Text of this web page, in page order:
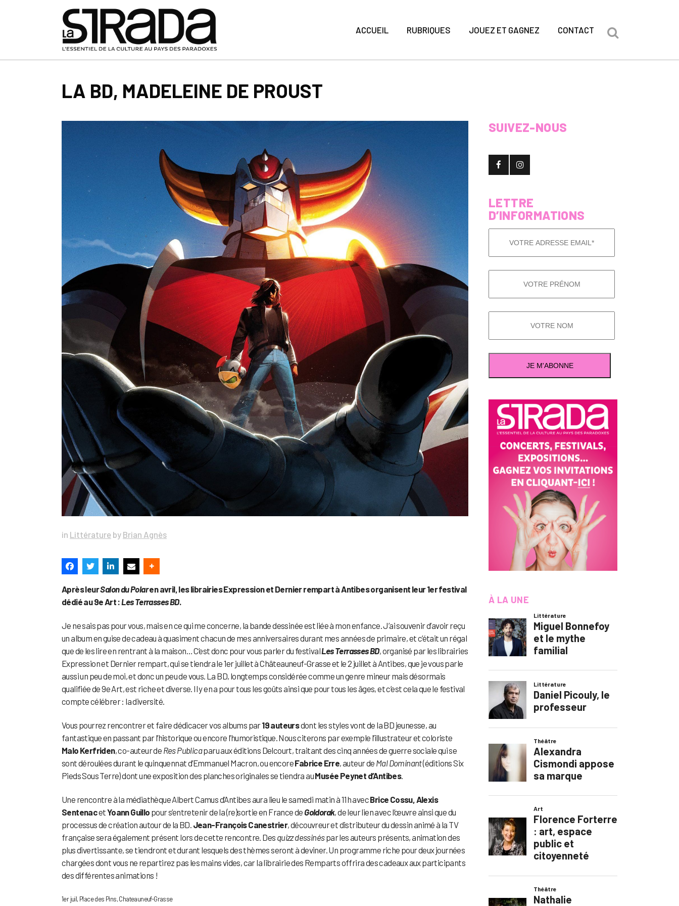
ACCUEIL RUBRIQUES JOUEZ ET GAGNEZ CONTACT
LA BD, MADELEINE DE PROUST
in Littérature by Brian Agnès
Après leurSalon du Polaren avril, les librairies Expression et Dernier rempart à Antibes organisent leur 1er festival
dédié au 9e Art :Les Terrasses BD.
Je ne sais pas pour vous, mais en ce qui me concerne, la bande dessinée est liée à mon enfance. J’ai souvenir d’avoir reçu
un album en guise de cadeau à quasiment chacun de mes anniversaires durant mes années de primaire, et c’était un régal
que de les lire en rentrant à la maison… C’est donc pour vous parler du festivalLes Terrasses BD, organisé par les librairies
Expression et Dernier rempart, qui se tiendra le 1er juillet à Châteauneuf-Grasse et le 2 juillet à Antibes, que je vous parle
aussi un peu de moi, et donc un peu de vous. La BD, longtemps considérée comme un genre mineur mais désormais
qualifiée de 9e Art, est riche et diverse. Il y en a pour tous les goûts ainsi que pour tous les âges, et c’est cela que le festival
compte célébrer : la diversité.
Vous pourrez rencontrer et faire dédicacer vos albums par19 auteursdont les styles vont de la BD jeunesse, au
fantastique en passant par l’historique ou encore l’humoristique. Nous citerons par exemple l’illustrateur et coloriste
Malo Kerfriden, co-auteur de Res Publicaparu aux éditions Delcourt, traitant des cinq années de guerre sociale qui se
sont déroulées durant le quinquennat d’Emmanuel Macron, ou encoreFabrice Erre, auteur de Mal Dominant(éditions Six
Pieds Sous Terre) dont une exposition des planches originales se tiendra auMusée Peynet d’Antibes.
Une rencontre à la médiathèque Albert Camus d’Antibes aura lieu le samedi matin à 11h avecBrice Cossu, Alexis
SentenacetYoann Guillo pour s’entretenir de la (re)sortie en France de Goldorak, de leur lien avec l’œuvre ainsi que du
processus de création autour de la BD. Jean-François Canestrier, découvreur et distributeur du dessin animé à la TV
française sera également présent lors de cette rencontre. Des quizz dessinéspar les auteurs présents, animation des
plus divertissante, se tiendront et durant lesquels des thèmes seront à deviner. Un programme riche pour deux journées
chargées dont vous ne repartirez pas les mains vides, car la librairie des Remparts offrira des cadeaux aux participants
des différentes animations !
1er juil, Place des Pins, Chateauneuf-Grasse
SUIVEZ-NOUS
LETTRE
D’INFORMATIONS
À LA UNE